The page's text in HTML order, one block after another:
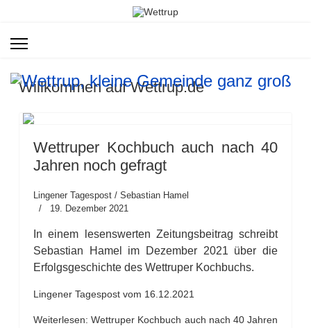
Willkommen auf Wettrup.de
Wettruper Kochbuch auch nach 40
Jahren noch gefragt
Lingener Tagespost / Sebastian Hamel
19. Dezember 2021
In einem lesenswerten Zeitungsbeitrag schreibt
Sebastian Hamel im Dezember 2021 über die
Erfolgsgeschichte des Wettruper Kochbuchs.
Lingener Tagespost vom 16.12.2021
Weiterlesen: Wettruper Kochbuch auch nach 40 Jahren